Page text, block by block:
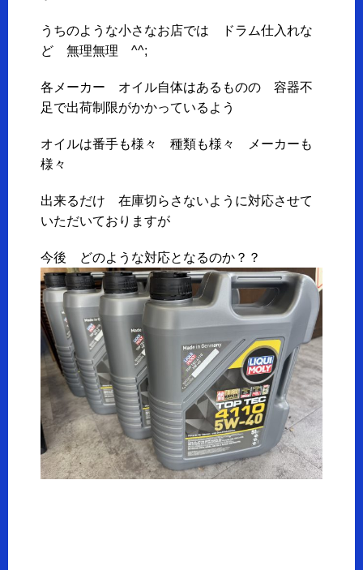
うちのような小さなお店では ドラム仕入れな
ど 無理無理 ^^;
各メーカー オイル自体はあるものの 容器不
足で出荷制限がかかっているよう
オイルは番手も様々 種類も様々 メーカーも
様々
出来るだけ 在庫切らさないように対応させて
いただいておりますが
今後 どのような対応となるのか？？